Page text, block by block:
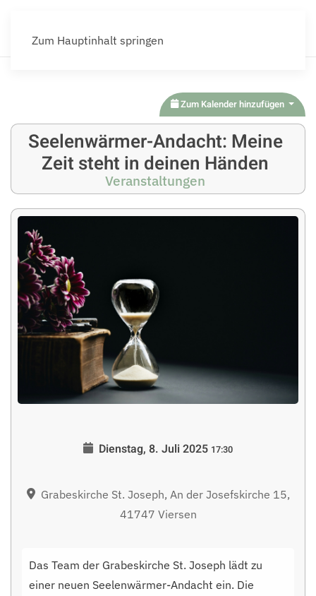
Zum Hauptinhalt springen
Zum Kalender hinzufügen
Seelenwärmer-Andacht: Meine
Zeit steht in deinen Händen
Veranstaltungen
Dienstag, 8. Juli 2025 17:30
Grabeskirche St. Joseph, An der Josefskirche 15,
41747 Viersen
Das Team der Grabeskirche St. Joseph lädt zu
einer neuen Seelenwärmer-Andacht ein. Die